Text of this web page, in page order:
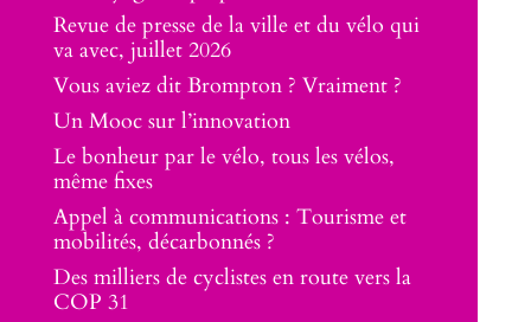
Revue de presse de la ville et du vélo qui
va avec, juillet 2026
Vous aviez dit Brompton ? Vraiment ?
Un Mooc sur l’innovation
Le bonheur par le vélo, tous les vélos,
même fixes
Appel à communications : Tourisme et
mobilités, décarbonnés ?
Des milliers de cyclistes en route vers la
COP 31